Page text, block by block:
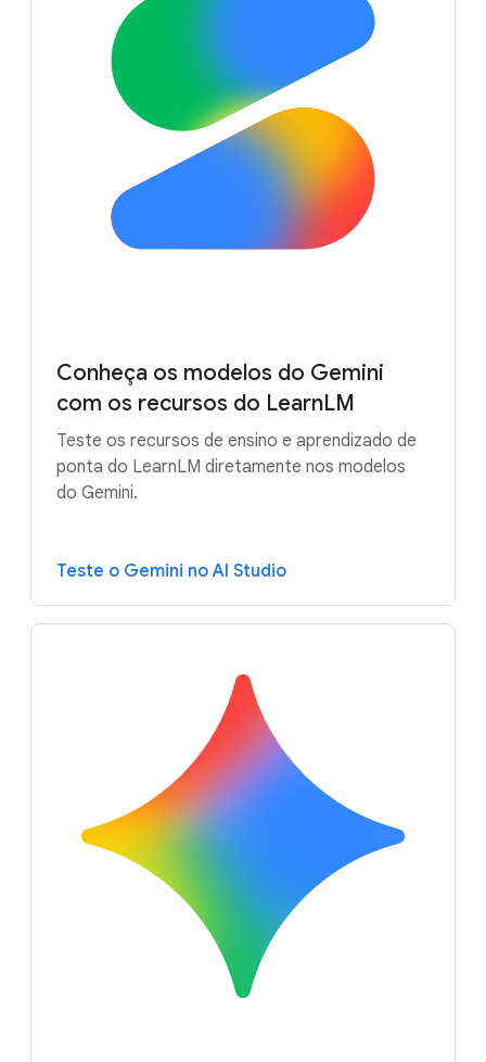
Conheça os modelos do Gemini
com os recursos do LearnLM
Teste os recursos de ensino e aprendizado de
ponta do LearnLM diretamente nos modelos
do Gemini.
Teste o Gemini no AI Studio